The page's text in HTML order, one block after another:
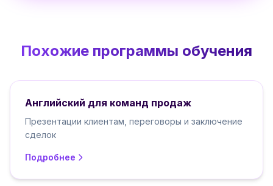
Похожие программы обучения
Английский для команд продаж
Презентации клиентам, переговоры и заключение
сделок
Подробнее